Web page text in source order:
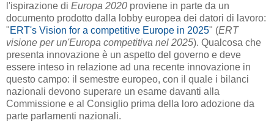
l'ispirazione di Europa 2020 proviene in parte da un
documento prodotto dalla lobby europea dei datori di lavoro:
"ERT's Vision for a competitive Europe in 2025" (ERT
visione per un'Europa competitiva nel 2025). Qualcosa che
presenta innovazione è un aspetto del governo e deve
essere inteso in relazione ad una recente innovazione in
questo campo: il semestre europeo, con il quale i bilanci
nazionali devono superare un esame davanti alla
Commissione e al Consiglio prima della loro adozione da
parte parlamenti nazionali.